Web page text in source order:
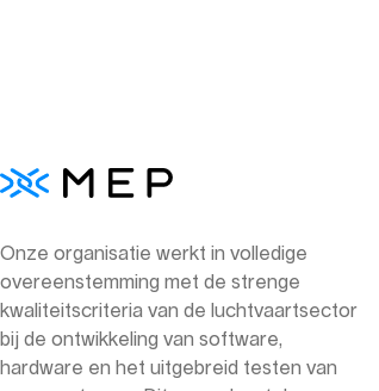
Onze organisatie werkt in volledige
overeenstemming met de strenge
kwaliteitscriteria van de luchtvaartsector
bij de ontwikkeling van software,
hardware en het uitgebreid testen van